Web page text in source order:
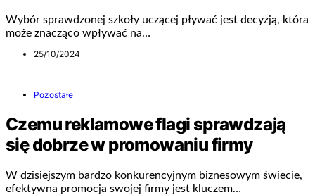
Wybór sprawdzonej szkoły uczącej pływać jest decyzją, która
może znacząco wpływać na…
25/10/2024
Pozostałe
Czemu reklamowe flagi sprawdzają
się dobrze w promowaniu firmy
W dzisiejszym bardzo konkurencyjnym biznesowym świecie,
efektywna promocja swojej firmy jest kluczem…